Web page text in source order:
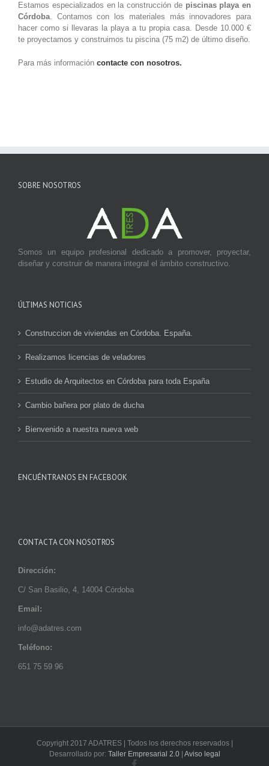
Estamos especializados en la construcción de piscinas playa en
Córdoba. Contamos con los materiales más innovadores para
hacer como si llevaras la playa a tu propia casa. Desde 10.000 €
te proyectamos y construimos tu piscina (75 m2) de último diseño.
Para más información contacte con nosotros.
SOBRE NOSOTROS
Somos un equipo profesional dedicado a promover, proyectar,
diseñar y construir de manera integral el ámbito constructivo.
ÚLTIMAS NOTICIAS
Construccion de viviendas en Córdoba. España.
Realizamos licencias de veladores
Estudio de Arquitectos en Córdoba para toda España
Cambio bañera por plato de ducha
Bienvenido a nuestra nueva web
ENCUÉNTRANOS EN FACEBOOK
CONTACTA CON NOSOTROS
Dirección:
C/ San Basilio, 4, 14004 Córdoba
Email:
info@adatres.com
Teléfono:
651 75 59 96
Copyright 2017 ADATRES | Todos los derechos reservados |
Desarrollado por: Taller Empresarial 2.0| Aviso legal